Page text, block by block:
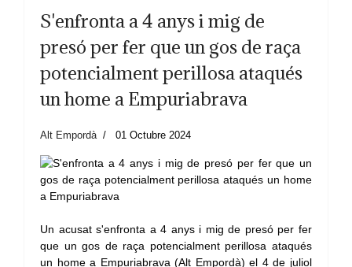
S'enfronta a 4 anys i mig de
presó per fer que un gos de raça
potencialment perillosa ataqués
un home a Empuriabrava
Alt Empordà 01 Octubre 2024
Un acusat s'enfronta a 4 anys i mig de presó per fer
que un gos de raça potencialment perillosa ataqués
un home a Empuriabrava (Alt Empordà) el 4 de juliol